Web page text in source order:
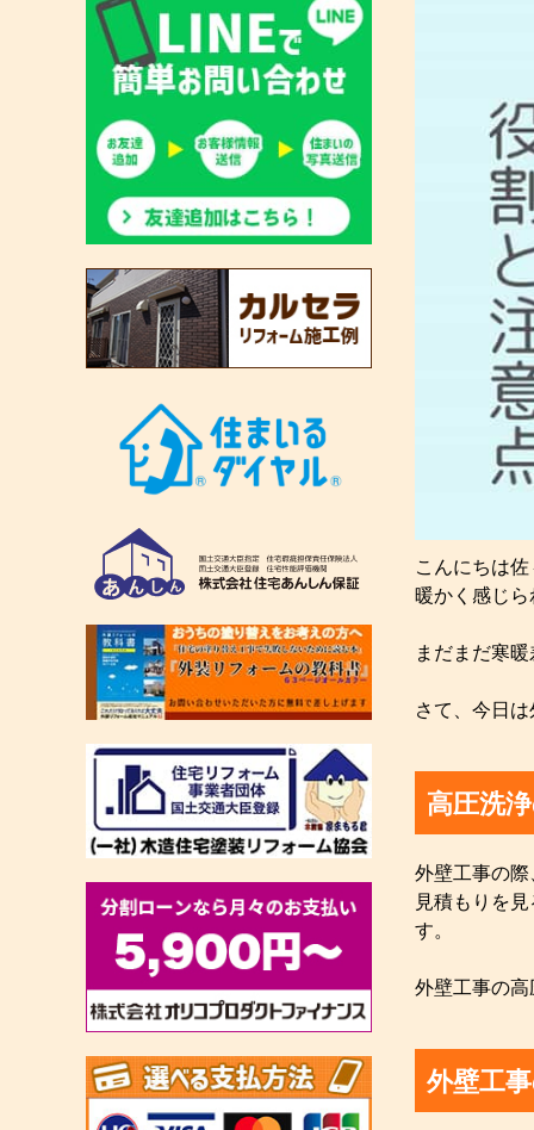
こんにちは佐
暖かく感じ
まだまだ寒
さて、今日
高圧洗
外壁工事の
見積もりを
す。
外壁工事の
外壁工